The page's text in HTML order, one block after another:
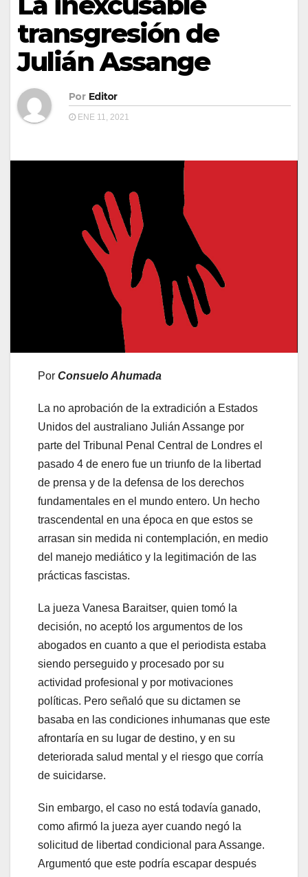
transgresión de
Julián Assange
Por Editor
ENE 11, 2021
Por Consuelo Ahumada
La no aprobación de la extradición a Estados
Unidos del australiano Julián Assange por
parte del Tribunal Penal Central de Londres el
pasado 4 de enero fue un triunfo de la libertad
de prensa y de la defensa de los derechos
fundamentales en el mundo entero. Un hecho
trascendental en una época en que estos se
arrasan sin medida ni contemplación, en medio
del manejo mediático y la legitimación de las
prácticas fascistas.
La jueza Vanesa Baraitser, quien tomó la
decisión, no aceptó los argumentos de los
abogados en cuanto a que el periodista estaba
siendo perseguido y procesado por su
actividad profesional y por motivaciones
políticas. Pero señaló que su dictamen se
basaba en las condiciones inhumanas que este
afrontaría en su lugar de destino, y en su
deteriorada salud mental y el riesgo que corría
de suicidarse.
Sin embargo, el caso no está todavía ganado,
como afirmó la jueza ayer cuando negó la
solicitud de libertad condicional para Assange.
Argumentó que este podría escapar después